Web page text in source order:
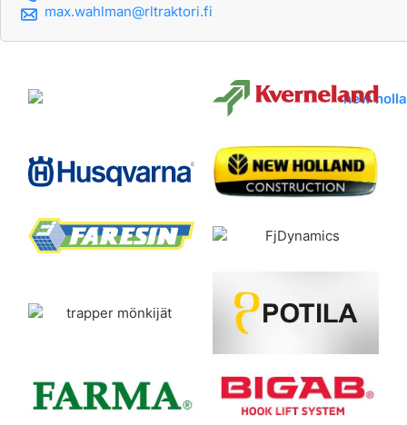
max.wahlman@rltraktori.fi